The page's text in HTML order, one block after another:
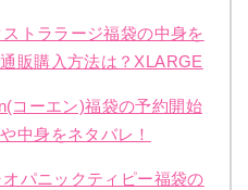
ストララージ福袋の中身を
販購入方法は？XLARGE
コーエン)福袋の予約開始
中身をネタバレ！
オパニックティピー福袋の